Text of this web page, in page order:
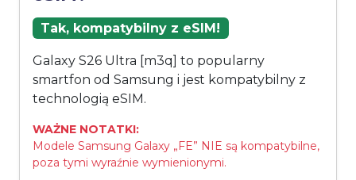
Tak, kompatybilny z eSIM!
Galaxy S26 Ultra [m3q] to popularny
smartfon od Samsung i jest kompatybilny z
technologią eSIM.
WAŻNE NOTATKI:
Modele Samsung Galaxy „FE” NIE są kompatybilne,
poza tymi wyraźnie wymienionymi.